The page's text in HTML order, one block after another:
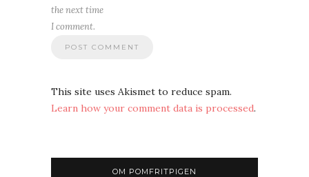
the next time
I comment.
This site uses Akismet to reduce spam.
Learn how your comment data is processed.
OM POMFRITPIGEN